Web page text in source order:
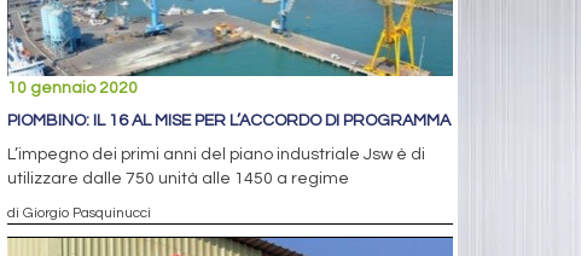
10 gennaio 2020
PIOMBINO: IL 16 AL MISE PER L’ACCORDO DI PROGRAMMA
L’impegno dei primi anni del piano industriale Jsw è di
utilizzare dalle 750 unità alle 1450 a regime
di Giorgio Pasquinucci